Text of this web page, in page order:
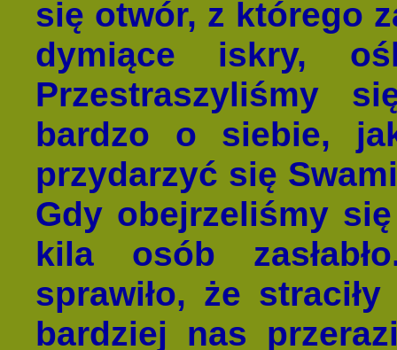
się otwór, z którego
dymiące iskry,
Przestraszyliśmy
bardzo o siebie,
przydarzyć się
Gdy obejrzeliśmy
kila osób
sprawiło, że
bardziej nas